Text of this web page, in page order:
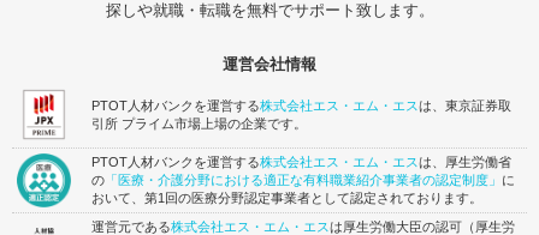
探しや就職・転職を無料でサポート致します。
運営会社情報
PTOT人材バンクを運営する株式会社エス・エム・エスは、東京証券取
引所 プライム市場上場の企業です。
PTOT人材バンクを運営する株式会社エス・エム・エスは、厚生労働省
の 「医療・介護分野における適正な有料職業紹介事業者の認定制度」 に
おいて、第1回の医療分野認定事業者として認定されております。
運営元である株式会社エス・エム・エスは厚生労働大臣の認可（厚生労